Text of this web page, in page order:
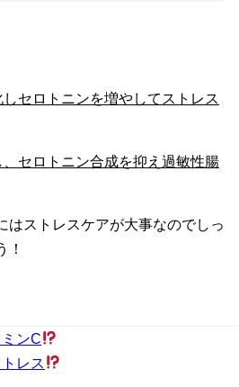
セロトニンを増やしてストレス
セロトニン合成を抑え過敏性腸
はストレスケアが大事なのでしっ
！
ンC
レス